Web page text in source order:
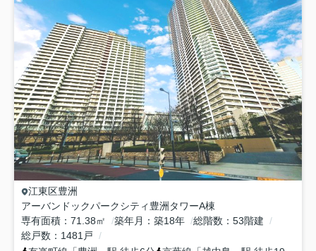
江東区豊洲
アーバンドックパークシティ豊洲タワーA棟
専有面積
71.38㎡ 築年月 築18年 総階数
53階建
総戸数
1481戸